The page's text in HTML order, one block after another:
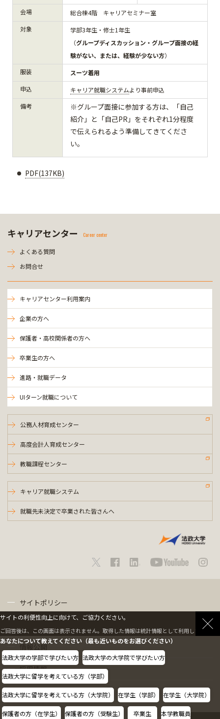
会場
総合棟4階 キャリアセミナー室
対象
学部3年生・修士1年生
（グループディスカッション・グループ面接の経
験がない、または、経験が少ない方）
服装
スーツ着用
申込
キャリア就職システムより事前申込
備考
※グループ面接に参加する方は、「自己
紹介」と「自己PR」をそれぞれ1分程度
で伝えられるよう準備してきてくださ
い。
PDF(137KB)
キャリアセンター Career center
よくある質問
お問合せ
キャリアセンター利用案内
企業の方へ
保護者・高校関係者の方へ
卒業生の方へ
進路・就職データ
UIターン就職について
公務人材育成センター
高度会計人育成センター
教職課程センター
キャリア就職システム
就職先未決定で卒業された皆さんへ
サイトポリシー
情報公開
採用情報
教職員の方へ
サイトの利便性向上に向けて、ご協力ください。
ご回答後は、この画面は表示されません。取得した情報は統計情報として利用します。
あなたについて教えてください（最も近いものをお選びください）
法政大学の学部で学びたい方 法政大学の大学院で学びたい方
法政大学に留学を考えている方（学部）
法政大学に留学を考えている方（大学院） 在学生（学部） 在学生（大学院）
保護者の方（在学生） 保護者の方（受験生） 卒業生 本学教職員